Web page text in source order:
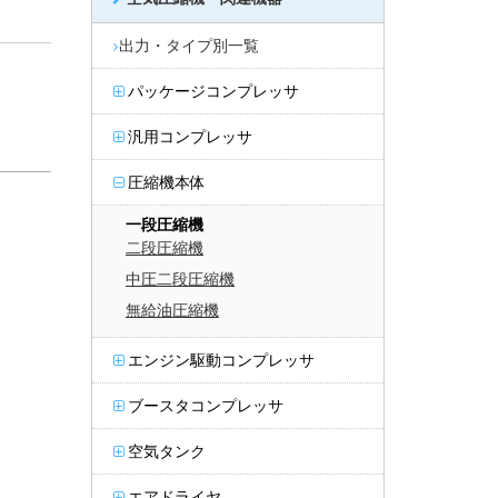
出力・タイプ別一覧
パッケージコンプレッサ
汎用コンプレッサ
圧縮機本体
一段圧縮機
二段圧縮機
中圧二段圧縮機
無給油圧縮機
エンジン駆動コンプレッサ
ブースタコンプレッサ
空気タンク